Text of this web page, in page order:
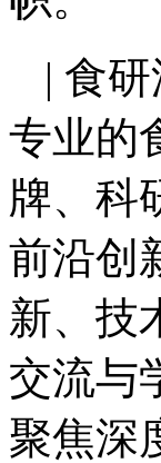
| 食
专业的
牌、科
前沿创
新、技
交流与
聚焦深